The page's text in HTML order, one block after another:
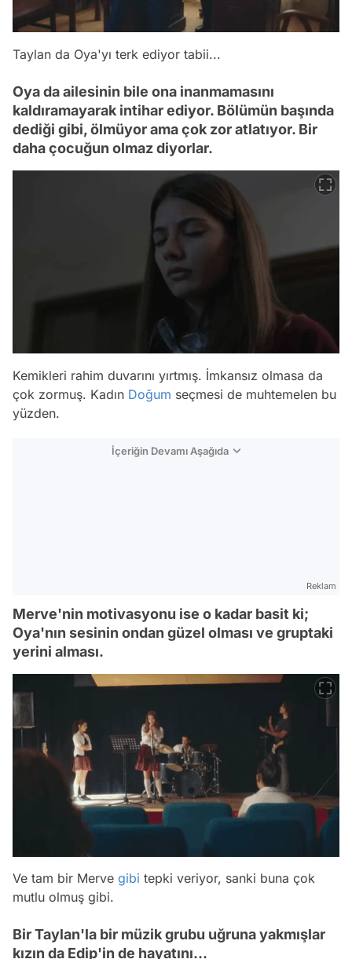
Taylan da Oya'yı terk ediyor tabii...
Oya da ailesinin bile ona inanmamasını
kaldıramayarak intihar ediyor. Bölümün başında
dediği gibi, ölmüyor ama çok zor atlatıyor. Bir
daha çocuğun olmaz diyorlar.
Kemikleri rahim duvarını yırtmış. İmkansız olmasa da
çok zormuş. Kadın Doğum seçmesi de muhtemelen bu
yüzden.
İçeriğin Devamı Aşağıda
Reklam
Merve'nin motivasyonu ise o kadar basit ki;
Oya'nın sesinin ondan güzel olması ve gruptaki
yerini alması.
Ve tam bir Merve gibi tepki veriyor, sanki buna çok
mutlu olmuş gibi.
Bir Taylan'la bir müzik grubu uğruna yakmışlar
kızın da Edip'in de hayatını...